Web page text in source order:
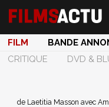
FILM BANDE
CRITIQUE
DVD &
de Laetitia Masson avec